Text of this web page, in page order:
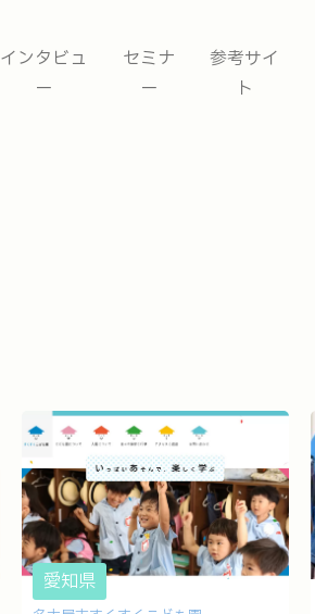
インタビュ
ー
セミナ
ー
参考サイ
ト
愛知県